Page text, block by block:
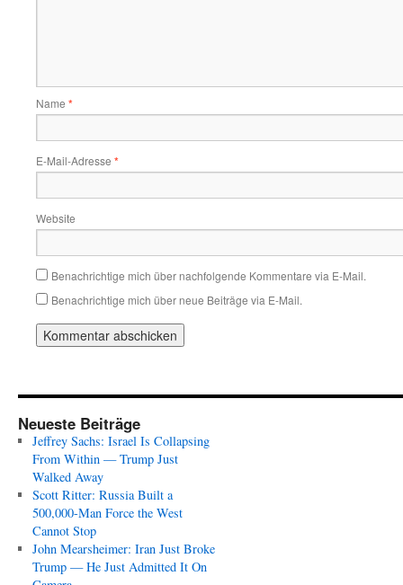
Name *
E-Mail-Adresse *
Website
Benachrichtige mich über nachfolgende Kommentare via E-Mail.
Benachrichtige mich über neue Beiträge via E-Mail.
Neueste Beiträge
Jeffrey Sachs: Israel Is Collapsing
From Within — Trump Just
Walked Away
Scott Ritter: Russia Built a
500,000-Man Force the West
Cannot Stop
John Mearsheimer: Iran Just Broke
Trump — He Just Admitted It On